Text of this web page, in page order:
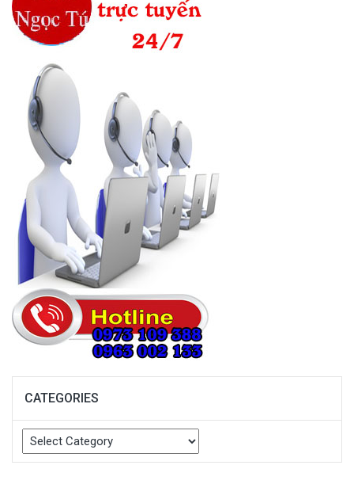
CATEGORIES
Categories